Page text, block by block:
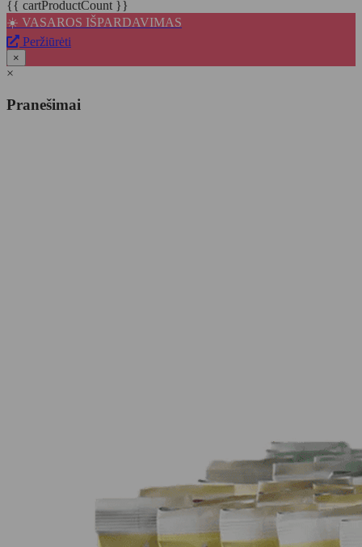
{{ cartProductCount }}
☀️ VASAROS IŠPARDAVIMAS
Peržiūrėti
×
×
Pranešimai